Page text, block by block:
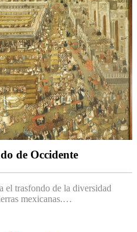
de Occidente
el trasfondo de la diversidad
mexicanas.…